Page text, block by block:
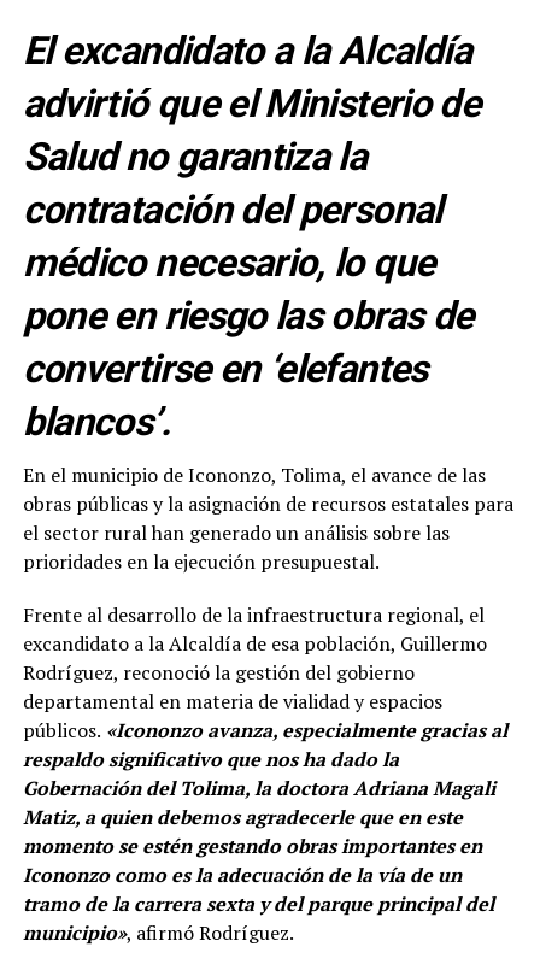
El excandidato a la Alcaldía
advirtió que el Ministerio de
Salud no garantiza la
contratación del personal
médico necesario, lo que
pone en riesgo las obras de
convertirse en ‘elefantes
blancos’.
En el municipio de Icononzo, Tolima, el avance de las
obras públicas y la asignación de recursos estatales para
el sector rural han generado un análisis sobre las
prioridades en la ejecución presupuestal.
Frente al desarrollo de la infraestructura regional, el
excandidato a la Alcaldía de esa población, Guillermo
Rodríguez, reconoció la gestión del gobierno
departamental en materia de vialidad y espacios
públicos. «Icononzo avanza, especialmente gracias al
respaldo significativo que nos ha dado la
Gobernación del Tolima, la doctora Adriana Magali
Matiz, a quien debemos agradecerle que en este
momento se estén gestando obras importantes en
Icononzo como es la adecuación de la vía de un
tramo de la carrera sexta y del parque principal del
municipio», afirmó Rodríguez.